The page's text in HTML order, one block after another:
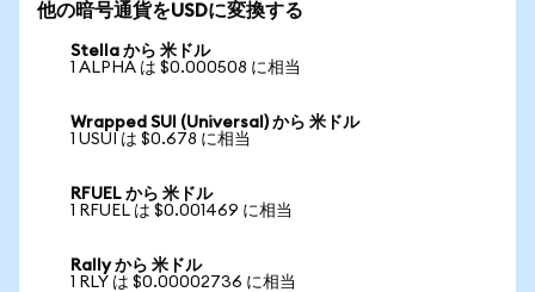
他の暗号通貨をUSDに変換する
Stella から 米ドル
1 ALPHA は $0.000508 に相当
Wrapped SUI (Universal) から 米ドル
1 USUI は $0.678 に相当
RFUEL から 米ドル
1 RFUEL は $0.001469 に相当
Rally から 米ドル
1 RLY は $0.00002736 に相当